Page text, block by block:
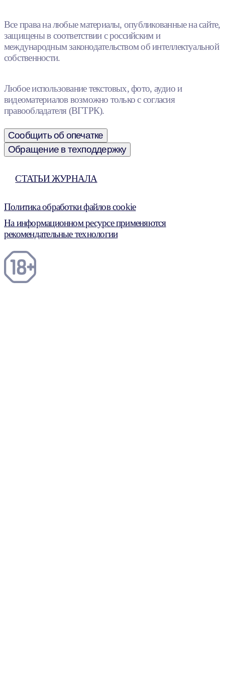
Все права на любые материалы, опубликованные на сайте,
защищены в соответствии с российским и
международным законодательством об интеллектуальной
собственности.
Любое использование текстовых, фото, аудио и
видеоматериалов возможно только с согласия
правообладателя (ВГТРК).
Сообщить об опечатке
Обращение в техподдержку
СТАТЬИ ЖУРНАЛА
Политика обработки файлов cookie
На информационном ресурсе применяются
рекомендательные технологии